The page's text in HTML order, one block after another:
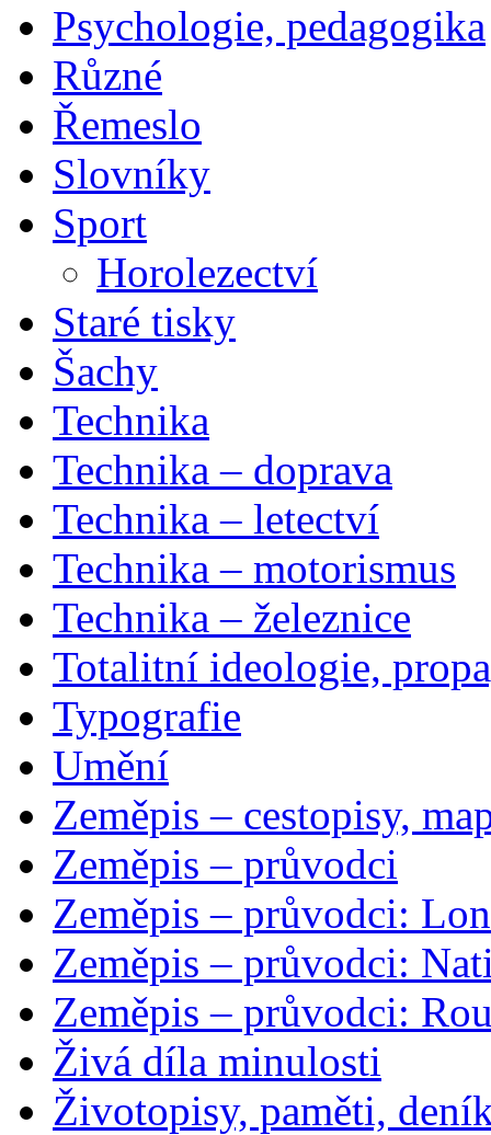
Psychologie, pedagogika
Různé
Řemeslo
Slovníky
Sport
Horolezectví
Staré tisky
Šachy
Technika
Technika – doprava
Technika – letectví
Technika – motorismus
Technika – železnice
Totalitní ideologie,
Typografie
Umění
Zeměpis – cestopisy,
Zeměpis – průvodci
Zeměpis – průvodci:
Zeměpis – průvodci:
Zeměpis – průvodci:
Živá díla minulosti
Životopisy, paměti,